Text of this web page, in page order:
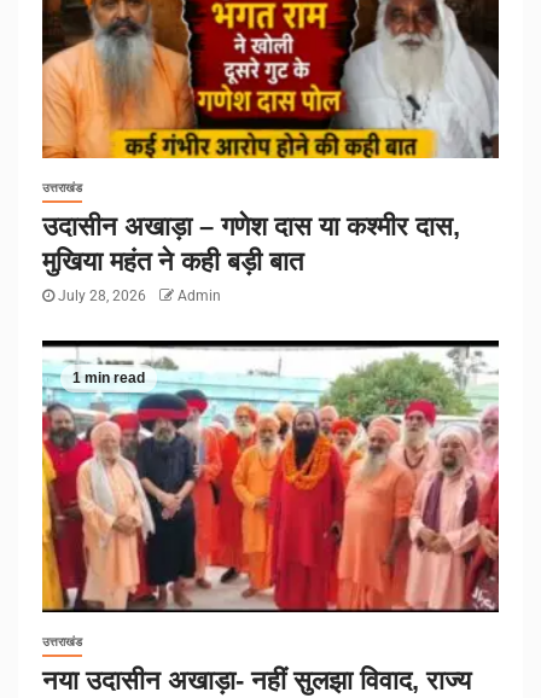
उत्तराखंड
उदासीन अखाड़ा – गणेश दास या कश्मीर दास,
मुखिया महंत ने कही बड़ी बात
July 28, 2026 Admin
1 min read
उत्तराखंड
नया उदासीन अखाड़ा- नहीं सुलझा विवाद, राज्य